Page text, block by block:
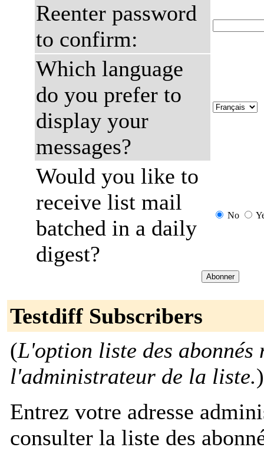
Reenter password
to confirm:
Which language
do you prefer to
display your
messages?
Would you like to
receive list mail
batched in a daily
digest?
No
Testdiff Subscribers
(L'option liste des
l'administrateur de la liste.)
Entrez votre adresse
consulter la liste des